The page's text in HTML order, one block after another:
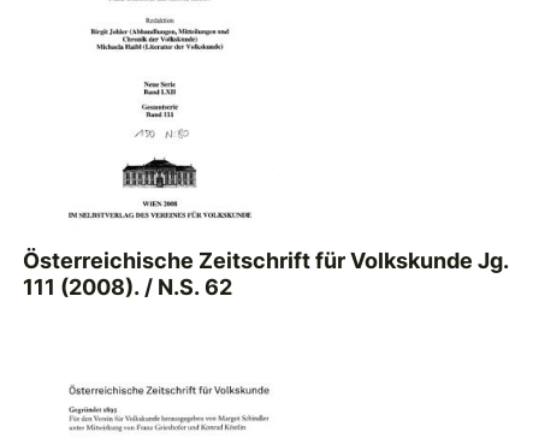
Österreichische Zeitschrift für Volkskunde Jg.
111 (2008). / N.S. 62